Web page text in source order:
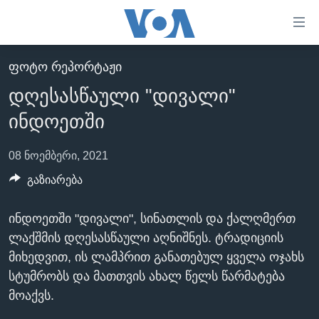
ხელმისაწვდომობისთვის
გადადით
მთავარზე
გადადით
მთავარ
ნავიგაციაზე
გადადით
ძიებაზე
ᲛᲗᲐᲕᲐᲠᲘ
ᲐᲮᲐᲚᲘ ᲐᲛᲑᲔᲑᲘ
ᲡᲐᲥᲐᲠᲗᲕᲔᲚᲝ
ᲐᲨᲨ
ᲐᲨᲨ-ᲘᲡ ᲐᲠᲩᲔᲕᲜᲔᲑᲘ 2024
ᲕᲘᲓᲔᲝᲔᲑᲘ
ᲒᲐᲓᲐᲪᲔᲛᲔᲑᲘ
ᲕᲐᲨᲘᲜᲒᲢᲝᲜᲘ ᲓᲦᲔᲡ
ᲮᲔᲓᲕᲐ ᲕᲐᲨᲘᲜᲒᲢᲝᲜᲘᲓᲐᲜ
ᲡᲮᲕᲐ ᲡᲘᲐᲮᲚᲔᲔᲑᲘ
ᲞᲝᲚᲘᲢᲘᲙᲐ
ᲠᲣᲡᲔᲗᲘᲡ ᲨᲔᲭᲠᲐ ᲣᲙᲠᲐᲘᲜᲐᲨᲘ
ᲤᲝᲢᲝ ᲠᲔᲞᲝᲠᲢᲐᲟᲘ
დღესასწაული "დივალი"
ინდოეთში
08 ნოემბერი, 2021
ინდოეთში "დივალი", სინათლის და ქალღმერთ
ლაქშმის დღესასწაული აღნიშნეს. ტრადიციის
მიხედვით, ის ლამპრით განათებულ ყველა ოჯახს
სტუმრობს და მათთვის ახალ წელს წარმატება
მოაქვს.
გაზიარება